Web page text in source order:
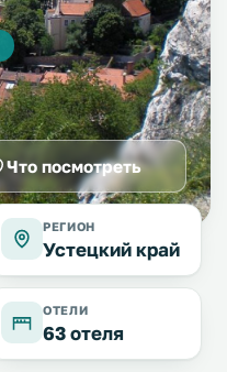
Что посмотреть
РЕГИОН
Устецкий край
ОТЕЛИ
63 отеля